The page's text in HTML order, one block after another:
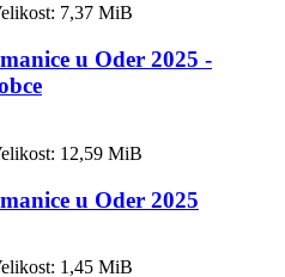
7,37 MiB
u Oder 2025 -
12,59 MiB
u Oder 2025
1,45 MiB